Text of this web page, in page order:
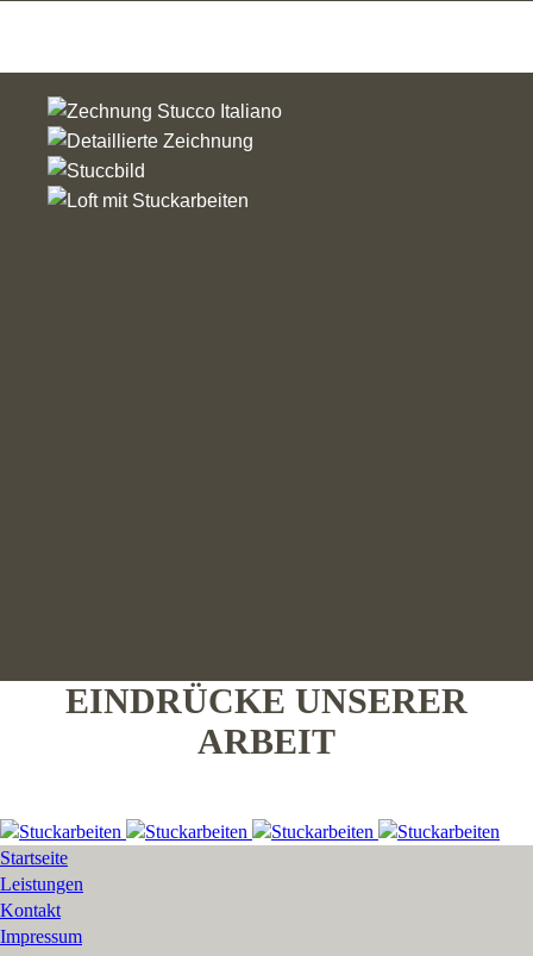
EINDRÜCKE UNSERER
ARBEIT
Startseite
Leistungen
Kontakt
Impressum